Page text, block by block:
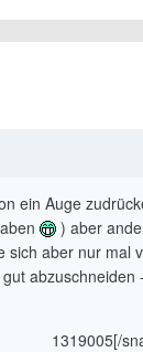
ein Auge
) aber
sich aber nur mal
abzuschneiden
1319005[/